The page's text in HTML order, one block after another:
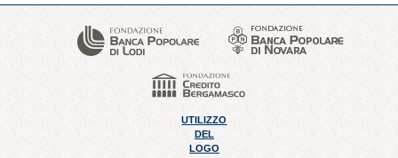
UTILIZZO
DEL
LOGO